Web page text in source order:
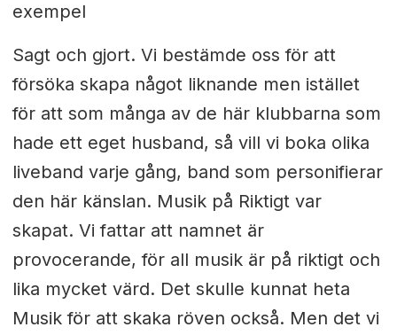
exempel
Sagt och gjort. Vi bestämde oss för att
försöka skapa något liknande men istället
för att som många av de här klubbarna som
hade ett eget husband, så vill vi boka olika
liveband varje gång, band som personifierar
den här känslan. Musik på Riktigt var
skapat. Vi fattar att namnet är
provocerande, för all musik är på riktigt och
lika mycket värd. Det skulle kunnat heta
Musik för att skaka röven också. Men det vi